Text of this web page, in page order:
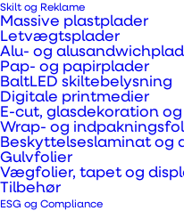
Skilt og Reklame
Massive plastplader
Letvægtsplader
Alu- og
Pap- og papirplader
BaltLED skiltebelysning
Digitale printmedier
E-cut, glasdekoration
Wrap- og
Beskyttelseslaminat
Gulvfolier
Vægfolier, tapet og
Tilbehør
ESG og Compliance
Avoid expensive
Easy to make
Great for low
Less cost-effective
Requires material